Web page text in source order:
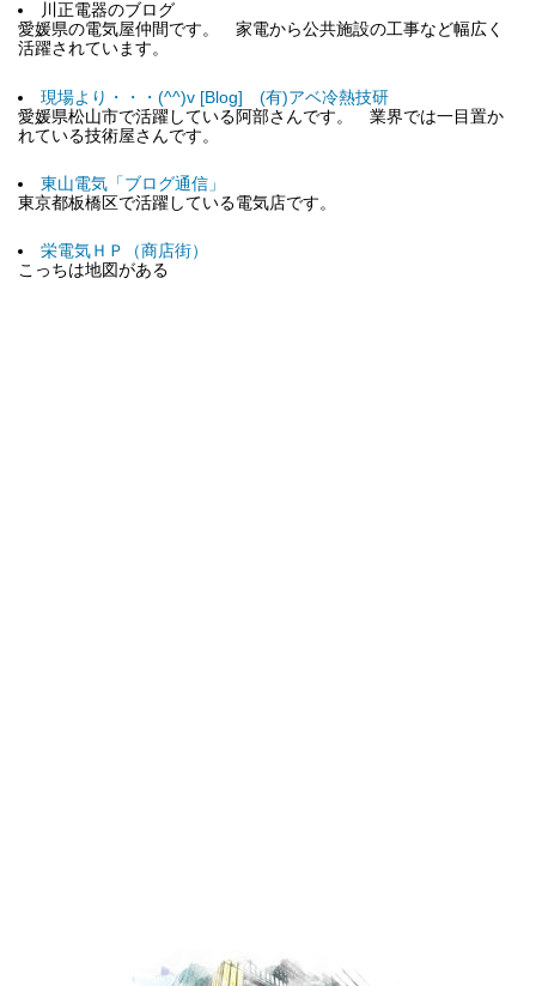
川正電器のブログ
愛媛県の電気屋仲間です。 家電から公共施設の工事など幅広く
活躍されています。
現場より・・・(^^)v [Blog] (有)アベ冷熱技研
愛媛県松山市で活躍している阿部さんです。 業界では一目置か
れている技術屋さんです。
東山電気「ブログ通信」
東京都板橋区で活躍している電気店です。
栄電気ＨＰ（商店街）
こっちは地図がある